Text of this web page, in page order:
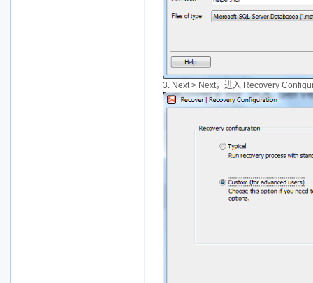
3. Next > Next，进入 Recovery